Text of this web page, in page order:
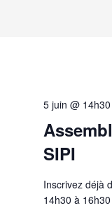
SIPI
5 juin @ 14h30
Inscrivez déjà
14h30 à